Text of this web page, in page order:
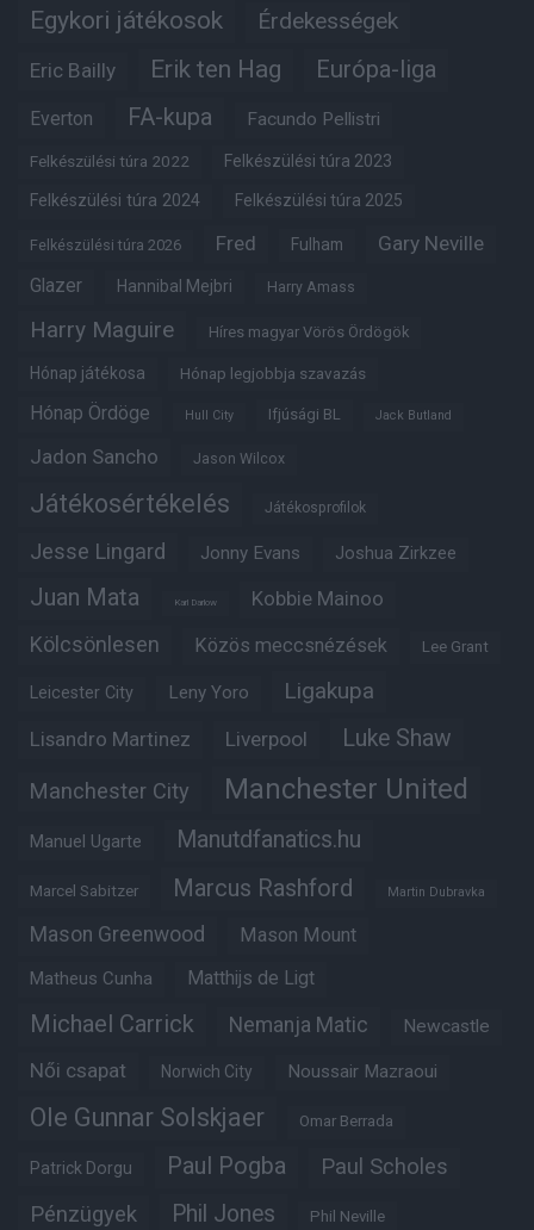
Egykori játékosok Érdekességek
Eric Bailly Erik ten Hag Európa-liga
Everton FA-kupa Facundo Pellistri
Felkészülési túra 2022 Felkészülési túra 2023
Felkészülési túra 2024 Felkészülési túra 2025
Felkészülési túra 2026 Fred Fulham Gary Neville
Glazer Hannibal Mejbri Harry Amass
Harry Maguire Híres magyar Vörös Ördögök
Hónap játékosa Hónap legjobbja szavazás
Hónap Ördöge Hull City Ifjúsági BL Jack Butland
Jadon Sancho Jason Wilcox
Játékosértékelés Játékosprofilok
Jesse Lingard Jonny Evans Joshua Zirkzee
Juan Mata Karl Darlow Kobbie Mainoo
Kölcsönlesen Közös meccsnézések Lee Grant
Leicester City Leny Yoro Ligakupa
Lisandro Martinez Liverpool Luke Shaw
Manchester City Manchester United
Manuel Ugarte Manutdfanatics.hu
Marcel Sabitzer Marcus Rashford Martin Dubravka
Mason Greenwood Mason Mount
Matheus Cunha Matthijs de Ligt
Michael Carrick Nemanja Matic Newcastle
Női csapat Norwich City Noussair Mazraoui
Ole Gunnar Solskjaer Omar Berrada
Patrick Dorgu Paul Pogba Paul Scholes
Pénzügyek Phil Jones Phil Neville